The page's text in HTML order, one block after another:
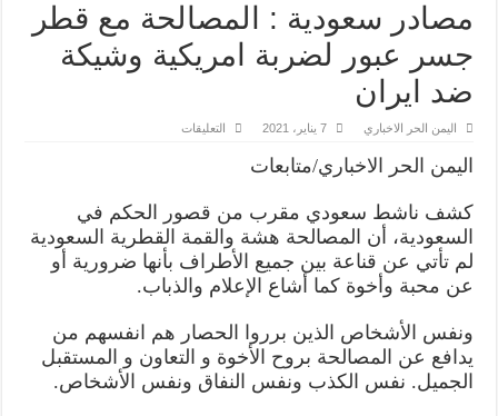
مصادر سعودية : المصالحة مع قطر
جسر عبور لضربة امريكية وشيكة
ضد ايران
اليمن الحر الاخباري 7 يناير، 2021 التعليقات
قطر
جسر
عبور
لضربة
امريكية
وشيكة
ضد
مغلقة
اليمن الحر الاخباري/متابعات
كشف ناشط سعودي مقرب من قصور الحكم في
السعودية، أن المصالحة هشة والقمة القطرية السعودية
لم تأتي عن قناعة بين جميع الأطراف بأنها ضرورية أو
عن محبة وأخوة كما أشاع الإعلام والذباب.
ونفس الأشخاص الذين برروا الحصار هم انفسهم من
يدافع عن المصالحة بروح الأخوة و التعاون و المستقبل
الجميل. نفس الكذب ونفس النفاق ونفس الأشخاص.